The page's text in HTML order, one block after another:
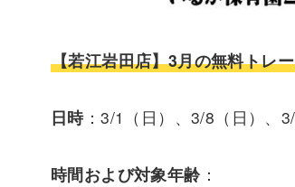
【若江岩田店】3月の無料トレ
日時：3/1（日）、3/8（日）、
時間および対象年齢：